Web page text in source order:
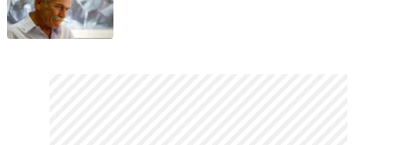
33 öğretim üyesiyle birlikte parasız sinema eğitimi vermeye
başladı. Okul hiçbir finansal yardım ve eğitim ücreti almadan